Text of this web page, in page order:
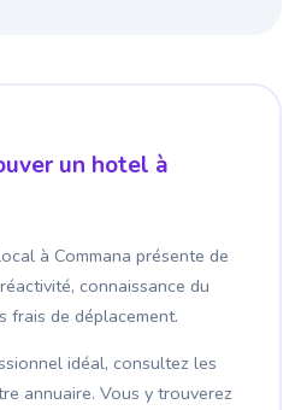
un hotel à
à Commana présente de
connaissance du
frais de déplacement.
idéal, consultez les
annuaire. Vous y trouverez